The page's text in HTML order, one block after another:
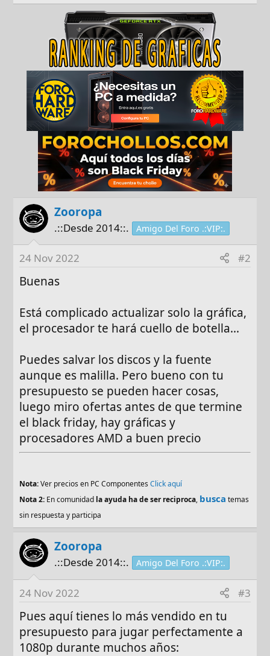
Zooropa
.::Desde 2014::. Amigo Del Foro .:VIP:.
24 Nov 2022 #2
Buenas
Está complicado actualizar solo la gráfica,
el procesador te hará cuello de botella...
Puedes salvar los discos y la fuente
aunque es malilla. Pero bueno con tu
presupuesto se pueden hacer cosas,
luego miro ofertas antes de que termine
el black friday, hay gráficas y
procesadores AMD a buen precio
Nota:Ver precios en PC ComponentesClick aquí
Nota 2: En comunidad la ayuda ha de ser reciproca, busca temas
sin respuesta y participa
Zooropa
.::Desde 2014::. Amigo Del Foro .:VIP:.
24 Nov 2022 #3
Pues aquí tienes lo más vendido en tu
presupuesto para jugar perfectamente a
1080p durante muchos años: